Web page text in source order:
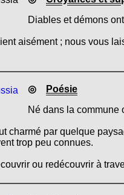
Diables et démons
aisément ; nous vous
◎
Poésie
Né dans la commune
charmé par quelque
trop peu connues.
ou redécouvrir à